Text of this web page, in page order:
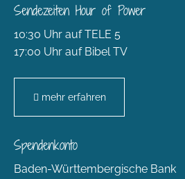
Sendezeiten Hour of Power
10:30 Uhr auf TELE 5
17:00 Uhr auf Bibel TV
mehr erfahren
Spendenkonto
Baden-Württembergische Bank